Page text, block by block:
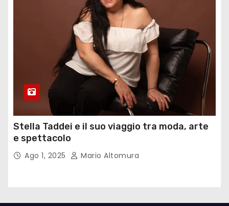
Stella Taddei e il suo viaggio tra moda, arte
e spettacolo
Ago 1, 2025 Mario Altomura